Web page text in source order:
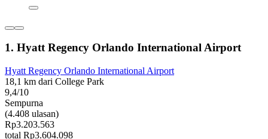
1. Hyatt Regency Orlando International Airport
Hyatt Regency Orlando International Airport
18,1 km dari College Park
9,4/10
Sempurna
(4.408 ulasan)
Rp3.203.563
total Rp3.604.098